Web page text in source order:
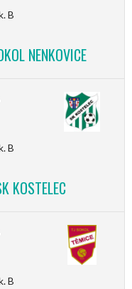
B
NENKOVICE
B
KOSTELEC
B